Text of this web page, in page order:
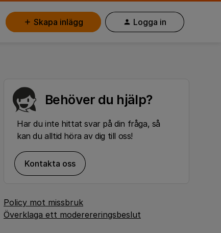
Skapa inlägg Logga in
Behöver du hjälp?
Har du inte hittat svar på din fråga, så
kan du alltid höra av dig till oss!
Kontakta oss
Policy mot missbruk
Överklaga ett moderereringsbeslut